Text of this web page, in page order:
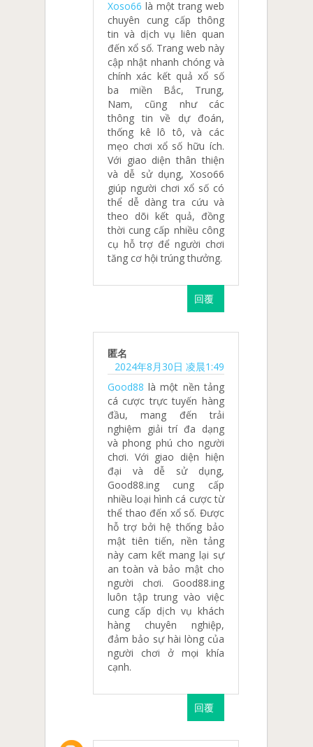
Xoso66 là một trang web
chuyên cung cấp thông
tin và dịch vụ liên quan
đến xổ số. Trang web này
cập nhật nhanh chóng và
chính xác kết quả xổ số
ba miền Bắc, Trung,
Nam, cũng như các
thông tin về dự đoán,
thống kê lô tô, và các
mẹo chơi xổ số hữu ích.
Với giao diện thân thiện
và dễ sử dụng, Xoso66
giúp người chơi xổ số có
thể dễ dàng tra cứu và
theo dõi kết quả, đồng
thời cung cấp nhiều công
cụ hỗ trợ để người chơi
tăng cơ hội trúng thưởng.
回覆
匿名
2024年8月30日 凌晨1:49
Good88 là một nền tảng
cá cược trực tuyến hàng
đầu, mang đến trải
nghiệm giải trí đa dạng
và phong phú cho người
chơi. Với giao diện hiện
đại và dễ sử dụng,
Good88.ing cung cấp
nhiều loại hình cá cược từ
thể thao đến xổ số. Được
hỗ trợ bởi hệ thống bảo
mật tiên tiến, nền tảng
này cam kết mang lại sự
an toàn và bảo mật cho
người chơi. Good88.ing
luôn tập trung vào việc
cung cấp dịch vụ khách
hàng chuyên nghiệp,
đảm bảo sự hài lòng của
người chơi ở mọi khía
cạnh.
回覆